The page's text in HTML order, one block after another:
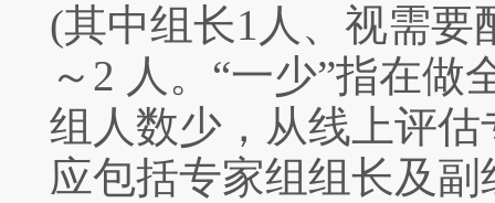
(其中组长1 人、视需要
～ 2 人。“一少”指在做
组人数少，从线上评估
应包括专家组组长及